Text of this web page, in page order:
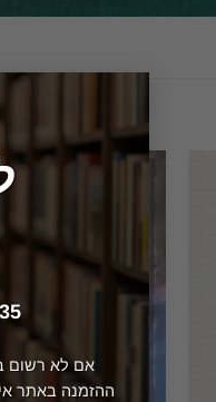
35 ש"ח עד 2 ק"ג שליח עד הבית .
אם לא רשום
ההזמנה באתר